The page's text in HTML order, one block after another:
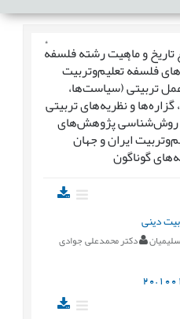
تاریخ و ماهیت رشته فلسفهٔ
فلسفهٔ ‌تعلیم‌وتربیت
تربیتی (سیاست‌ها،
و نظریه‌های تربیتی
روش‌شناسی پژوهش‌های
ایران و جهان
گوناگون
دینی
دکتر محمدعلی جوادی